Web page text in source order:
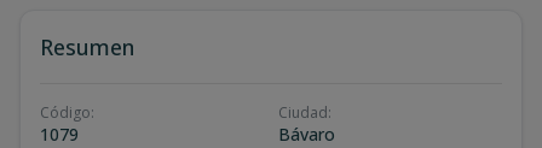
Resumen
Código:
1079
Ciudad:
Bávaro